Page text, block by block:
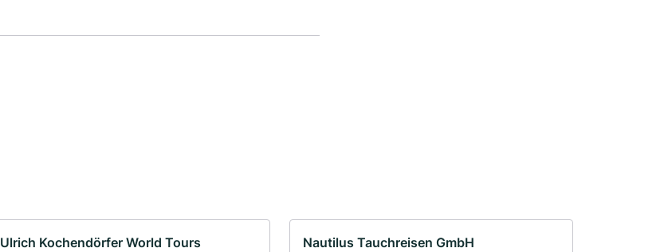
Ulrich Kochendörfer World Tours Nautilus Tauchreisen GmbH